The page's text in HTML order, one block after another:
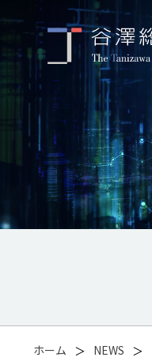
ホーム ＞ NEWS ＞